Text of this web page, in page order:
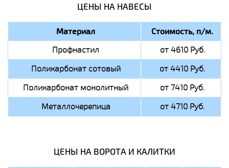
ЦЕНЫ НА НАВЕСЫ
Материал Стоимость, п/м.
Профнастил
от 4610 Руб.
Поликарбонат сотовый
от 4410 Руб.
Поликарбонат монолитный
от 7410 Руб.
Металлочерепица
от 4710 Руб.
ЦЕНЫ НА ВОРОТА И КАЛИТКИ